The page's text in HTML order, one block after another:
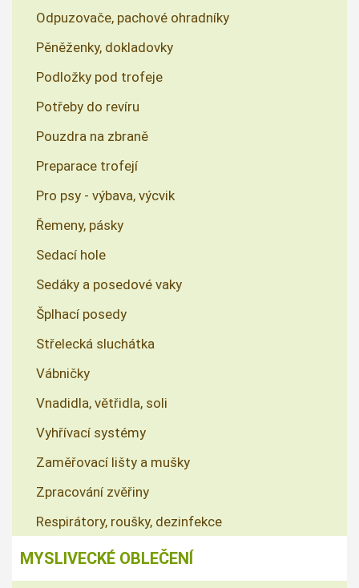
Odpuzovače, pachové ohradníky
Pěněženky, dokladovky
Podložky pod trofeje
Potřeby do revíru
Pouzdra na zbraně
Preparace trofejí
Pro psy - výbava, výcvik
Řemeny, pásky
Sedací hole
Sedáky a posedové vaky
Šplhací posedy
Střelecká sluchátka
Vábničky
Vnadidla, větřidla, soli
Vyhřívací systémy
Zaměřovací lišty a mušky
Zpracování zvěřiny
Respirátory, roušky, dezinfekce
MYSLIVECKÉ OBLEČENÍ